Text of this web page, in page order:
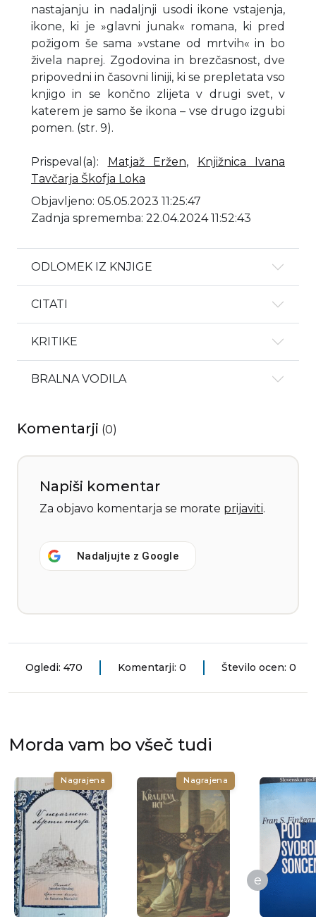
nastajanju in nadaljnji usodi ikone vstajenja,
ikone, ki je »glavni junak« romana, ki pred
požigom še sama »vstane od mrtvih« in bo
živela naprej. Zgodovina in brezčasnost, dve
pripovedni in časovni liniji, ki se prepletata vso
knjigo in se končno zlijeta v drugi svet, v
katerem je samo še ikona – vse drugo izgubi
pomen. (str. 9).
Prispeval(a): Matjaž Eržen, Knjižnica Ivana
Tavčarja Škofja Loka
Objavljeno: 05.05.2023 11:25:47
Zadnja sprememba: 22.04.2024 11:52:43
ODLOMEK IZ KNJIGE
CITATI
KRITIKE
BRALNA VODILA
Komentarji (0)
Napiši komentar
Za objavo komentarja se morate prijaviti.
Nadaljujte z Google
Ogledi: 470 Komentarji: 0 Število ocen: 0
Morda vam bo všeč tudi
Nagrajena Nagrajena
e